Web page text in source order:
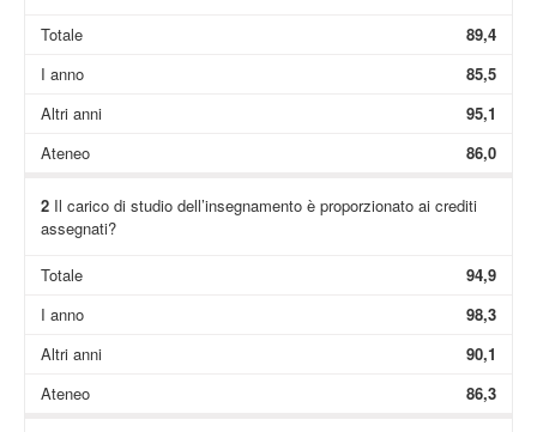
Totale
89,4
I anno
85,5
Altri anni
95,1
Ateneo
86,0
2Il carico di studio dell’insegnamento è proporzionato ai crediti
assegnati?
Totale
94,9
I anno
98,3
Altri anni
90,1
Ateneo
86,3